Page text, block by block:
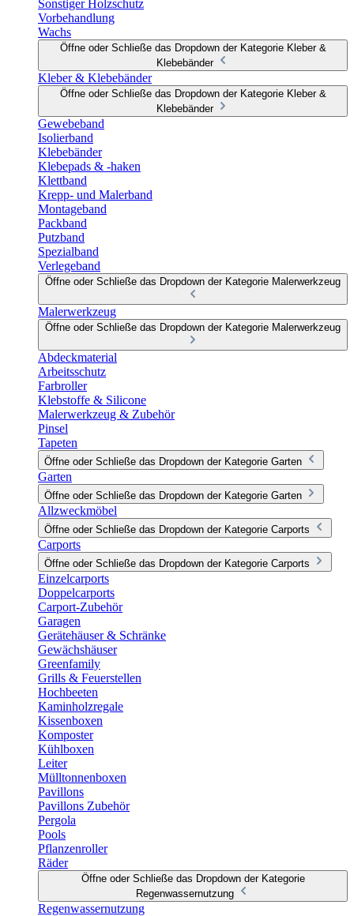
Sonstiger Holzschutz
Vorbehandlung
Wachs
Öffne oder Schließe das Dropdown der Kategorie Kleber &
Klebebänder
Kleber & Klebebänder
Öffne oder Schließe das Dropdown der Kategorie Kleber &
Klebebänder
Gewebeband
Isolierband
Klebebänder
Klebepads & -haken
Klettband
Krepp- und Malerband
Montageband
Packband
Putzband
Spezialband
Verlegeband
Öffne oder Schließe das Dropdown der Kategorie Malerwerkzeug
Malerwerkzeug
Öffne oder Schließe das Dropdown der Kategorie Malerwerkzeug
Abdeckmaterial
Arbeitsschutz
Farbroller
Klebstoffe & Silicone
Malerwerkzeug & Zubehör
Pinsel
Tapeten
Öffne oder Schließe das Dropdown der Kategorie Garten
Garten
Öffne oder Schließe das Dropdown der Kategorie Garten
Allzweckmöbel
Öffne oder Schließe das Dropdown der Kategorie Carports
Carports
Öffne oder Schließe das Dropdown der Kategorie Carports
Einzelcarports
Doppelcarports
Carport-Zubehör
Garagen
Gerätehäuser & Schränke
Gewächshäuser
Greenfamily
Grills & Feuerstellen
Hochbeeten
Kaminholzregale
Kissenboxen
Komposter
Kühlboxen
Leiter
Mülltonnenboxen
Pavillons
Pavillons Zubehör
Pergola
Pools
Pflanzenroller
Räder
Öffne oder Schließe das Dropdown der Kategorie
Regenwassernutzung
Regenwassernutzung